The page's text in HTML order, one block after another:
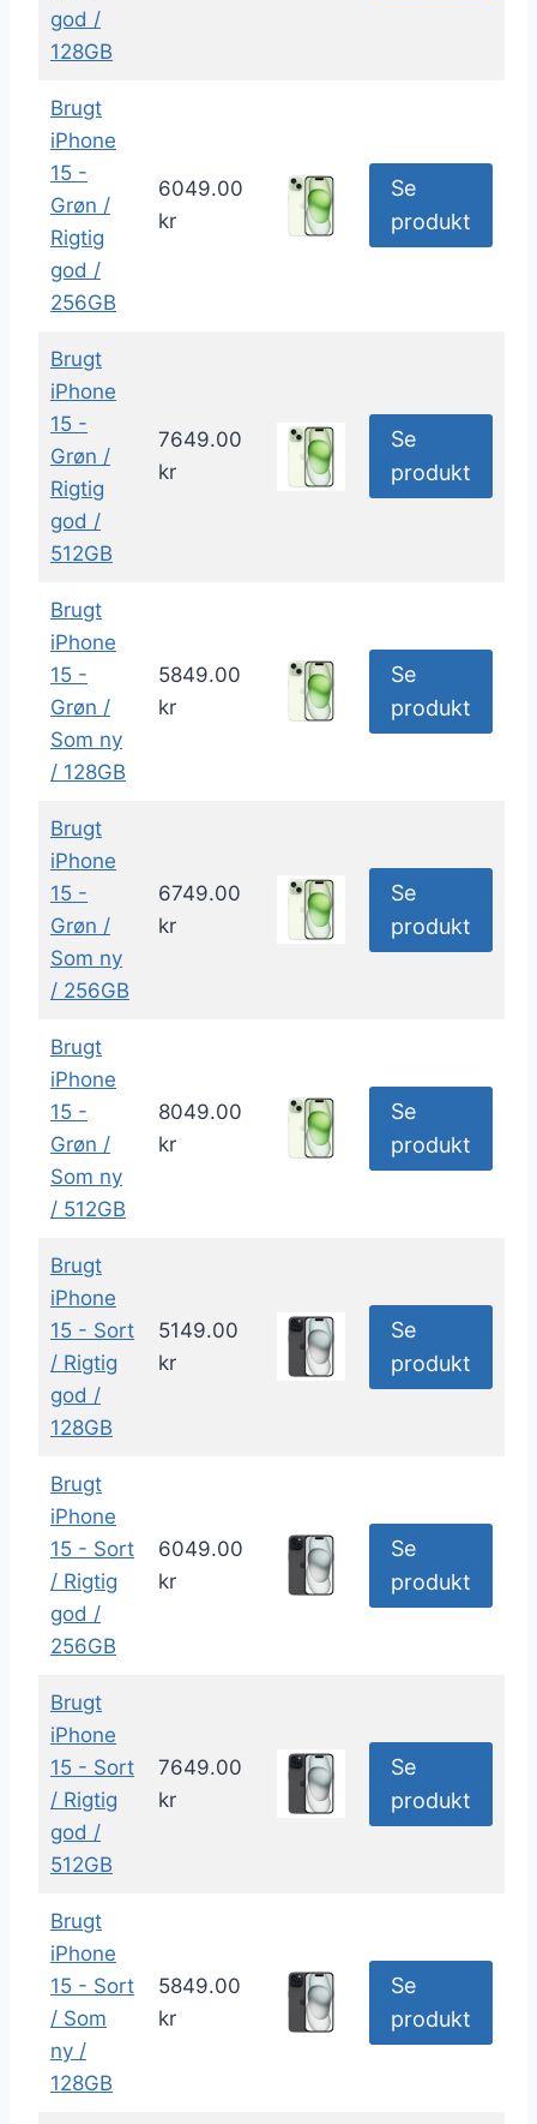
god /
128GB
Brugt
iPhone
15 -
Grøn /
Rigtig
god /
256GB
6049.00
kr
Se
produkt
Brugt
iPhone
15 -
Grøn /
Rigtig
god /
512GB
7649.00
kr
Se
produkt
Brugt
iPhone
15 -
Grøn /
Som ny
/ 128GB
5849.00
kr
Se
produkt
Brugt
iPhone
15 -
Grøn /
Som ny
/ 256GB
6749.00
kr
Se
produkt
Brugt
iPhone
15 -
Grøn /
Som ny
/ 512GB
8049.00
kr
Se
produkt
Brugt
iPhone
15 - Sort
/ Rigtig
god /
128GB
5149.00
kr
Se
produkt
Brugt
iPhone
15 - Sort
/ Rigtig
god /
256GB
6049.00
kr
Se
produkt
Brugt
iPhone
15 - Sort
/ Rigtig
god /
512GB
7649.00
kr
Se
produkt
Brugt
iPhone
15 - Sort
/ Som
ny /
128GB
5849.00
kr
Se
produkt